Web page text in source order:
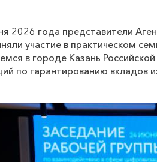
2026 года представители
участие в практическом
в городе Казань
по гарантированию вкладов